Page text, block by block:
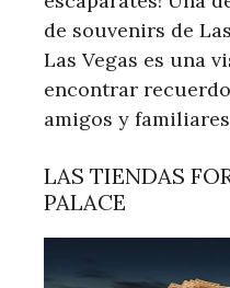
de souvenirs de
Las Vegas es una
encontrar
amigos y
LAS TIENDAS
PALACE